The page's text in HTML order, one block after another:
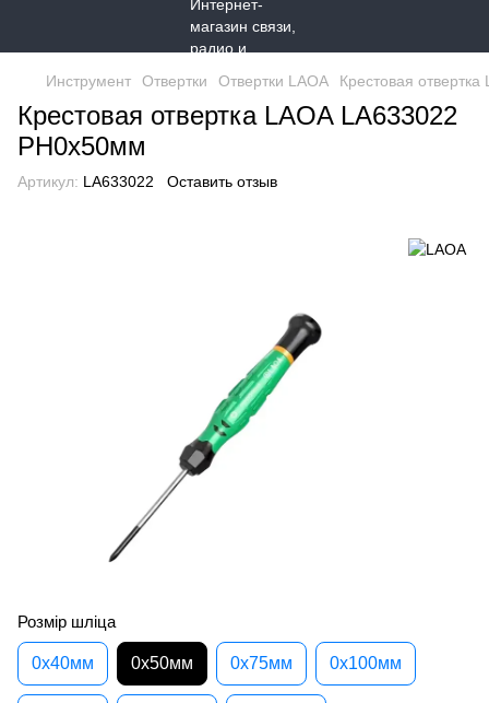
Инструмент Отвертки Отвертки LAOA Крестовая
Крестовая отвертка LAOA LA633022
PH0x50мм
Артикул: LA633022 Оставить отзыв
Розмір шліца
0x40мм 0x50мм 0x75мм 0x100мм